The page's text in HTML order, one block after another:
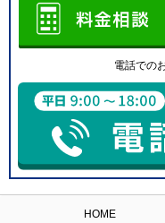
（５）個人情報の取扱いの委託
取得した個人情報の取扱いの
この場合、個人情報を適切に
正管理や機密の保持に関して
（６）個人情報を与えなかっ
個人情報を与えることは任意
ただけない場合は、お問い合
（７）開示対象個人情報の開
ご本人からの求めにより、
利用目的の通知、内容の訂正
開示等に応ずる窓口は、下
等の問合せ先」を参照してく
電話での
HOME